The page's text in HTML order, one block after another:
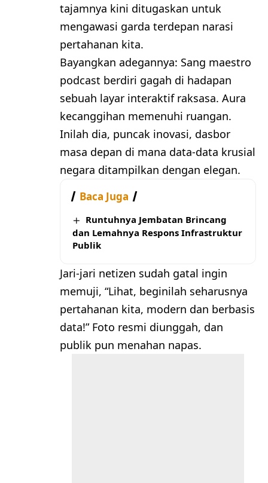
tajamnya kini ditugaskan untuk
mengawasi garda terdepan narasi
pertahanan kita.
Bayangkan adegannya: Sang maestro
podcast berdiri gagah di hadapan
sebuah layar interaktif raksasa. Aura
kecanggihan memenuhi ruangan.
Inilah dia, puncak inovasi, dasbor
masa depan di mana data-data krusial
negara ditampilkan dengan elegan.
Baca Juga
Runtuhnya Jembatan Brincang
dan Lemahnya Respons Infrastruktur
Publik
Jari-jari netizen sudah gatal ingin
memuji, “Lihat, beginilah seharusnya
pertahanan kita, modern dan berbasis
data!” Foto resmi diunggah, dan
publik pun menahan napas.